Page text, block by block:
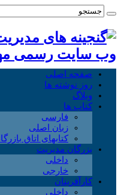
وب سایت رسمی
صفحه اصلی
روز نوشته ها
وبلاگ
کتاب ها
فارسی
زبان اصلی
کتابهای اتاق
بزرگان مدیریت
داخلی
خارجی
کارآفرینان
داخلی